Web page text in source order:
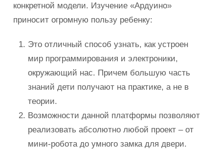
конкретной модели. Изучение «Ардуино»
приносит огромную пользу ребенку:
Это отличный способ узнать, как устроен
мир программирования и электроники,
окружающий нас. Причем большую часть
знаний дети получают на практике, а не в
теории.
Возможности данной платформы позволяют
реализовать абсолютно любой проект – от
мини-робота до умного замка для двери.